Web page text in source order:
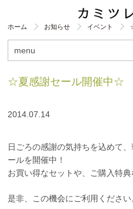
ホーム お知らせ イベント
menu
☆夏感謝セール開催中☆
2014.07.14
日ごろの感謝の気持ちを込めて
ールを開催中！
お買い得なセットや、ご購入特
是非、この機会にご利用ください